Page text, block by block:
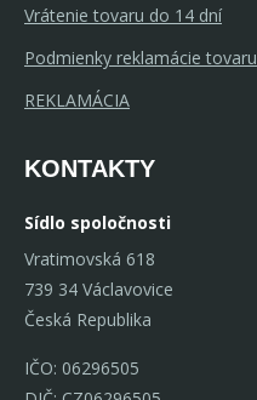
Vrátenie tovaru do 14 dní
Podmienky reklamácie tovaru
REKLAMÁCIA
KONTAKTY
Sídlo spoločnosti
Vratimovská 618
739 34 Václavovice
Česká Republika
IČO: 06296505